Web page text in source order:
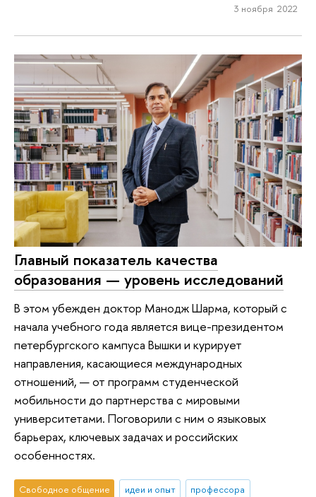
3 ноября 2022
Главный показатель качества
образования — уровень исследований
В этом убежден доктор Манодж Шарма, который с
начала учебного года является вице-президентом
петербургского кампуса Вышки и курирует
направления, касающиеся международных
отношений, — от программ студенческой
мобильности до партнерства с мировыми
университетами. Поговорили с ним о языковых
барьерах, ключевых задачах и российских
особенностях.
Свободное общение идеи и опыт
профессора